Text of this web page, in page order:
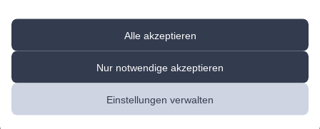
Alle akzeptieren
Nur notwendige akzeptieren
Einstellungen verwalten
St. Gotthard-Apotheke
Sankt-Gotthard-Str. 3,28325 Bremen
info@st-gotthard-apotheke.de